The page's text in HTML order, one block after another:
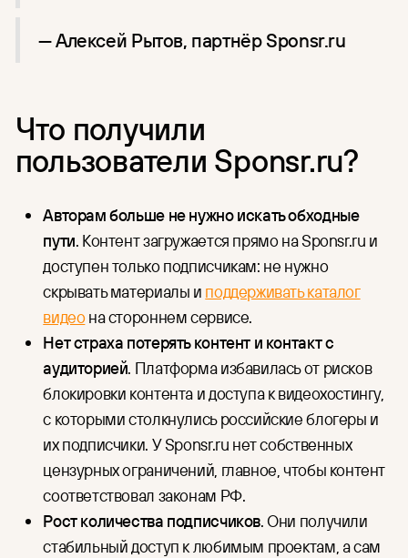
— Алексей Рытов, партнёр Sponsr.ru
Что получили
пользователи Sponsr.ru?
Авторам больше не нужно искать обходные
пути. Контент загружается прямо на Sponsr.ru и
доступен только подписчикам: не нужно
скрывать материалы и поддерживать каталог
видеона стороннем сервисе.
Нет страха потерять контент и контакт с
аудиторией. Платформа избавилась от рисков
блокировки контента и доступа к видеохостингу,
с которыми столкнулись российские блогеры и
их подписчики. У Sponsr.ru нет собственных
цензурных ограничений, главное, чтобы контент
соответствовал законам РФ.
Рост количества подписчиков. Они получили
стабильный доступ к любимым проектам, а сам